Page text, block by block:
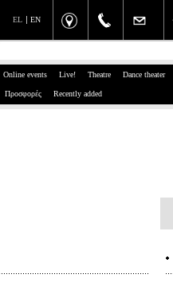
EN
EL
Online events Live! Theatre Dance theater
Προσφορές Recently added